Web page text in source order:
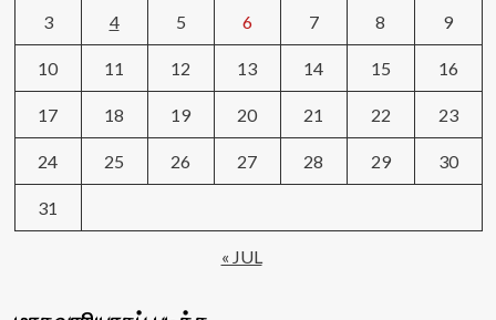
3 4 5 6 7 8 9
10 11 12 13 14 15 16
17 18 19 20 21 22 23
24 25 26 27 28 29 30
31
« JUL